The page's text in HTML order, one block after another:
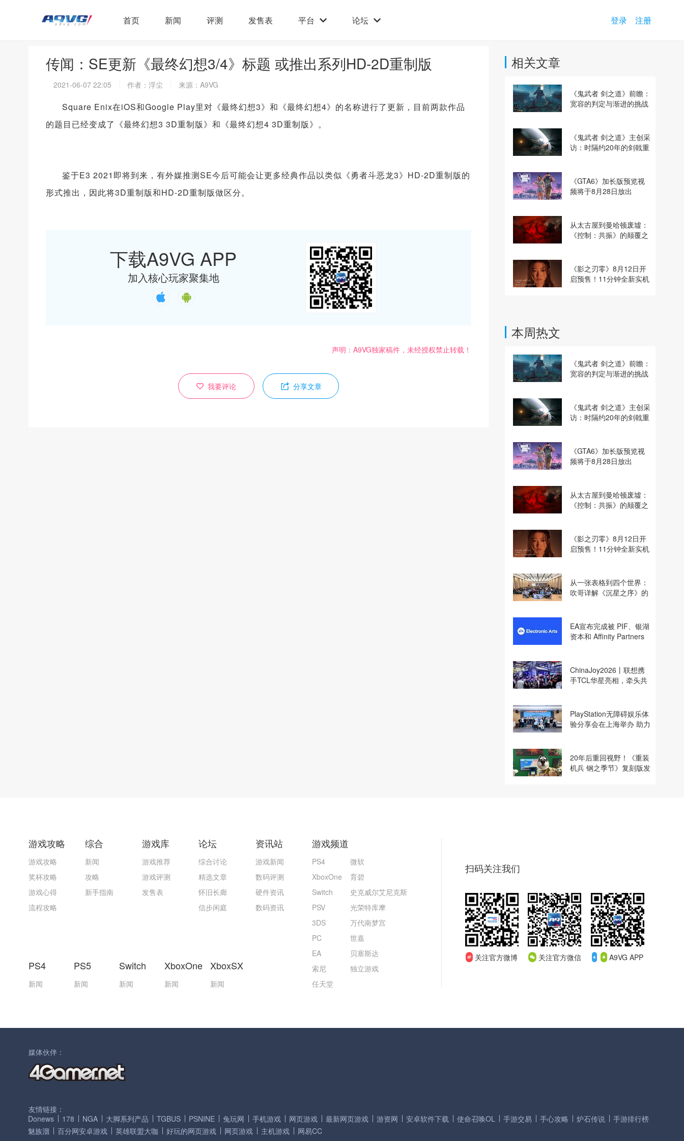
首页 新闻 评测 发售表 平台 论坛 登录 注册
传闻：SE更新《最终幻想3/4》标题 或推出系列HD-2D重制版
2021-06-07 22:05 作者：浮尘 来源：A9VG
Square Enix在iOS和Google Play里对《最终幻想3》和《最终幻想4》的名称进行了更新，目前两款作品
的题目已经变成了《最终幻想3 3D重制版》和《最终幻想4 3D重制版》。
鉴于E3 2021即将到来，有外媒推测SE今后可能会让更多经典作品以类似《勇者斗恶龙3》HD-2D重制版的
形式推出，因此将3D重制版和HD-2D重制版做区分。
下载A9VG APP
加入核心玩家聚集地
声明：A9VG独家稿件，未经授权禁止转载！
我要评论 分享文章
相关文章
《鬼武者 剑之道》前瞻：
宽容的判定与渐进的挑战
《鬼武者 剑之道》主创采
访：时隔约20年的剑戟重
《GTA6》加长版预览视
频将于8月28日放出
从太古屋到曼哈顿废墟：
《控制：共振》的颠覆之
《影之刃零》8月12日开
启预售！11分钟全新实机
本周热文
《鬼武者 剑之道》前瞻：
宽容的判定与渐进的挑战
《鬼武者 剑之道》主创采
访：时隔约20年的剑戟重
《GTA6》加长版预览视
频将于8月28日放出
从太古屋到曼哈顿废墟：
《控制：共振》的颠覆之
《影之刃零》8月12日开
启预售！11分钟全新实机
从一张表格到四个世界：
吹哥详解《沉星之序》的
EA宣布完成被 PIF、银湖
资本和 Affinity Partners
ChinaJoy2026丨联想携
手TCL华星亮相，牵头共
PlayStation无障碍娱乐体
验分享会在上海举办 助力
20年后重回视野！《重装
机兵 钢之季节》复刻版发
游戏攻略
游戏攻略
奖杯攻略
游戏心得
流程攻略
综合
新闻
攻略
新手指南
游戏库
游戏推荐
游戏评测
发售表
论坛
综合讨论
精选文章
怀旧长廊
信步闲庭
PS4
新闻
PS5
新闻
Switch
新闻
XboxOne
新闻
XboxSX
新闻
资讯站
游戏新闻
数码评测
硬件资讯
数码资讯
游戏频道
PS4
XboxOne
Switch
PSV
3DS
PC
EA
索尼
任天堂
微软
育碧
史克威尔艾尼克斯
光荣特库摩
万代南梦宫
世嘉
贝塞斯达
独立游戏
扫码关注我们
关注官方微博 关注官方微信 A9VG APP
媒体伙伴：
友情链接：
Donews
178 NGA 大脚系列产品 TGBUS PSNINE 兔玩网 手机游戏 网页游戏 最新网页游戏 游资网 安卓软件下载 使命召唤OL 手游交易 手心攻略 炉石传说
手游排行榜
魅族溜
百分网安卓游戏 英雄联盟大咖 好玩的网页游戏 网页游戏 主机游戏 网易CC